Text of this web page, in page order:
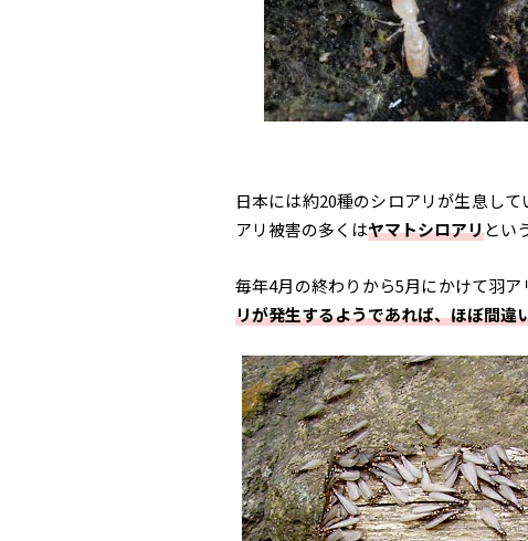
日本には約20種のシロアリが生息し
アリ被害の多くはヤマトシロアリとい
毎年4月の終わりから5月にかけて羽ア
リが発生するようであれば、ほぼ間違